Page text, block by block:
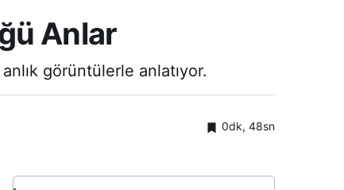
Anlar
görüntülerle anlatıyor.
0dk, 48sn